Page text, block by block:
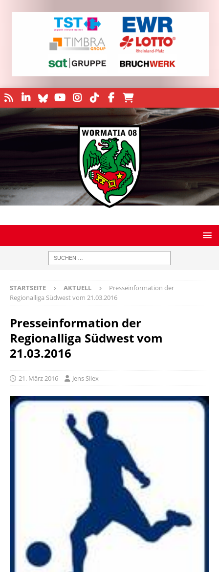
STARTSEITE AKTUELL
Presseinformation der
Regionalliga Südwest vom 21.03.2016
Presseinformation der
Regionalliga Südwest vom
21.03.2016
21. März 2016 Jens Silex